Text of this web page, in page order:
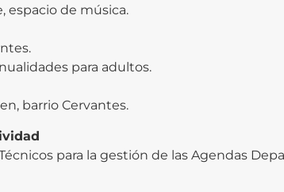
espacio de música.
para adultos.
barrio Cervantes.
para la gestión de las Agendas